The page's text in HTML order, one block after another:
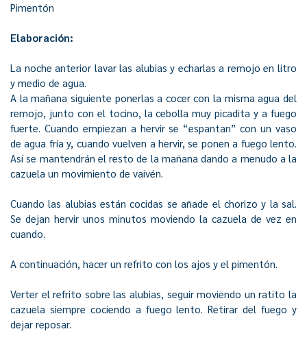
Pimentón
Elaboración:
La noche anterior lavar las alubias y echarlas a remojo en litro
y medio de agua.
A la mañana siguiente ponerlas a cocer con la misma agua del
remojo, junto con el tocino, la cebolla muy picadita y a fuego
fuerte. Cuando empiezan a hervir se “espantan” con un vaso
de agua fría y, cuando vuelven a hervir, se ponen a fuego lento.
Así se mantendrán el resto de la mañana dando a menudo a la
cazuela un movimiento de vaivén.
Cuando las alubias están cocidas se añade el chorizo y la sal.
Se dejan hervir unos minutos moviendo la cazuela de vez en
cuando.
A continuación, hacer un refrito con los ajos y el pimentón.
Verter el refrito sobre las alubias, seguir moviendo un ratito la
cazuela siempre cociendo a fuego lento. Retirar del fuego y
dejar reposar.